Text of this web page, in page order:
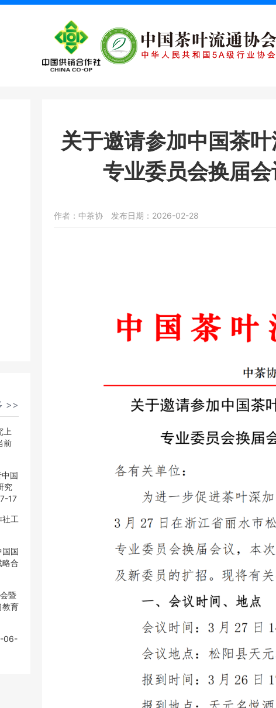
>>
上
前
国
究
17
社工
国国
略合
暨
教育
06-
关于邀请参加中国茶
专业委员会换届
作者：中茶协 发布日期：2026-02-28
>>
上
前
国
究
17
社工
国国
略合
暨
教育
06-